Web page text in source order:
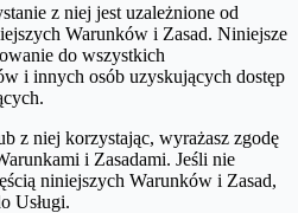
z niej jest uzależnione od
Warunków i Zasad. Niniejsze
do wszystkich
i innych osób uzyskujących dostęp
z niej korzystając, wyrażasz zgodę
i Zasadami. Jeśli nie
niniejszych Warunków i Zasad,
Usługi.